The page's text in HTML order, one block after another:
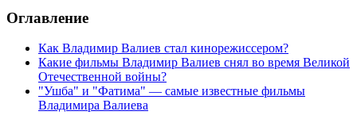
Оглавление
Как Владимир Валиев стал кинорежиссером?
Какие фильмы Владимир Валиев снял во время Великой
Отечественной войны?
"Ушба" и "Фатима" — самые известные фильмы
Владимира Валиева